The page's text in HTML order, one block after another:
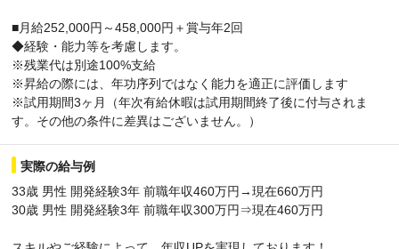
■月給252,000円～458,000円＋賞与年2回
◆経験・能力等を考慮します。
※残業代は別途100%支給
※昇給の際には、年功序列ではなく能力を適正に評価します
※試用期間3ヶ月（年次有給休暇は試用期間終了後に付与されま
す。その他の条件に差異はございません。）
実際の給与例
33歳 男性 開発経験3年 前職年収460万円→現在660万円
30歳 男性 開発経験3年 前職年収300万円⇒現在460万円